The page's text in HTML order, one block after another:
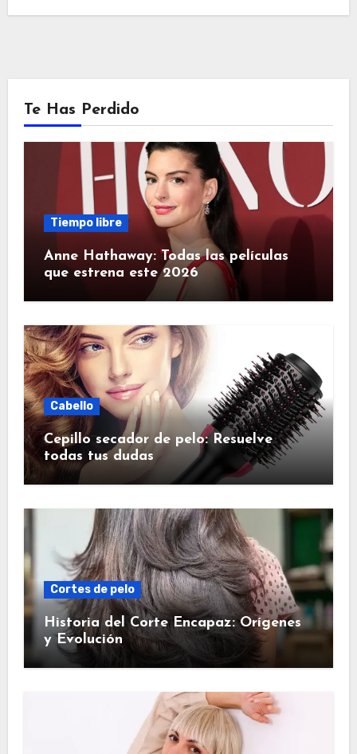
Te Has Perdido
Tiempo libre
Anne Hathaway: Todas las películas
que estrena este 2026
Cabello
Cepillo secador de pelo: Resuelve
todas tus dudas
Cortes de pelo
Historia del Corte Encapaz: Orígenes
y Evolución